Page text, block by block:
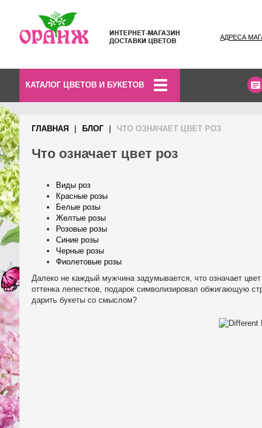
АДРЕСА
КАТАЛОГ ЦВЕТОВ И БУКЕТОВ
ГЛАВНАЯ БЛОГ ЧТО ОЗНАЧАЕТ ЦВЕТ РОЗ
Что означает цвет роз
Виды роз
Красные розы
Белые розы
Желтые розы
Розовые розы
Синие розы
Черные розы
Фиолетовые розы
Далеко не каждый мужчина задумывается, что означает
оттенка лепестков, подарок символизировал обжигающую
дарить букеты со смыслом?